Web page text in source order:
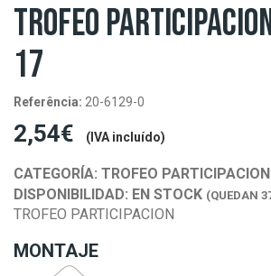
TROFEO
17
Referência: 20-6129-0
2,54€ (IVA incluído)
CATEGORÍA: TROFEO PARTICIPACION
DISPONIBILIDAD: EN STOCK (QUEDAN
TROFEO PARTICIPACION
MONTAJE